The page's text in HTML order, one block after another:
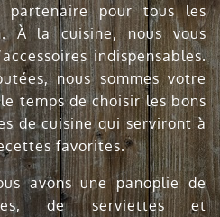
partenaire pour tous les
À la cuisine, nous vous
indispensables.
nous sommes votre
temps de choisir les bons
de cuisine qui serviront à
favorites.
avons une panoplie de
de serviettes et